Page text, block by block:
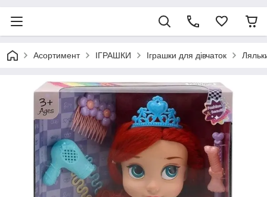
Асортимент ІГРАШКИ Іграшки для дівчаток